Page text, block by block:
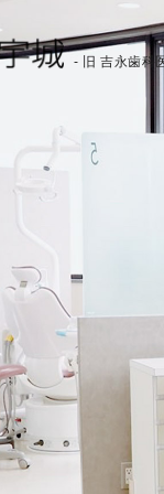
熊
- 旧 吉永歯科